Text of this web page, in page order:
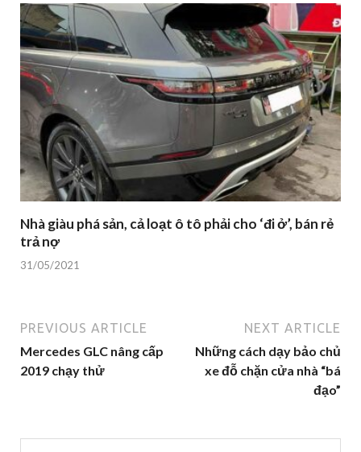
Nhà giàu phá sản, cả loạt ô tô phải cho ‘đi ở’, bán rẻ
trả nợ
31/05/2021
PREVIOUS ARTICLE
Mercedes GLC nâng cấp
2019 chạy thử
NEXT ARTICLE
Những cách dạy bảo chủ
xe đỗ chặn cửa nhà “bá
đạo”